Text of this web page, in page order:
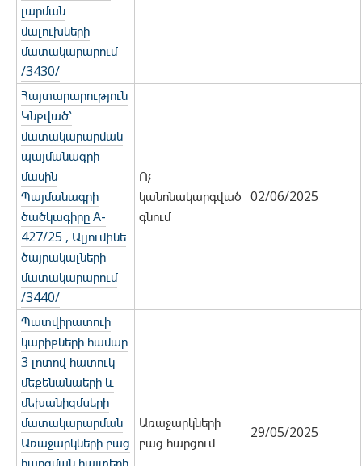
լարման
մալուխների
մատակարարում
/3430/
Հայտարարություն
Կնքված՝
մատակարարման
պայմանագրի
մասին
Պայմանագրի
ծածկագիրը A-
427/25 , Ալյումինե
ծայրակալների
մատակարարում
/3440/
Ոչ
կանոնակարգված
գնում
02/06/2025
Պատվիրատուի
կարիքների համար
3 լոտով հատուկ
մեքենանաերի և
մեխանիզմների
մատակարարման
Առաջարկների բաց
Առաջարկների
բաց հարցում
29/05/2025